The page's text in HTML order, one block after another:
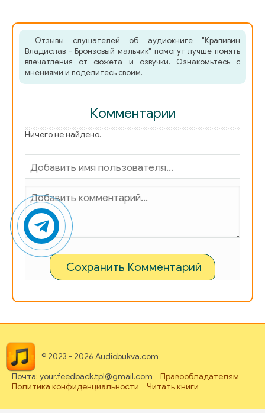
Отзывы слушателей об аудиокниге "Крапивин
Владислав - Бронзовый мальчик" помогут лучше понять
впечатления от сюжета и озвучки. Ознакомьтесь с
мнениями и поделитесь своим.
Комментарии
Ничего не найдено.
Сохранить Комментарий
© 2023 - 2026 Audiobukva.com
Почта: your.feedback.tpl@gmail.com
Правообладателям
Политика конфиденциальности
Читать книги